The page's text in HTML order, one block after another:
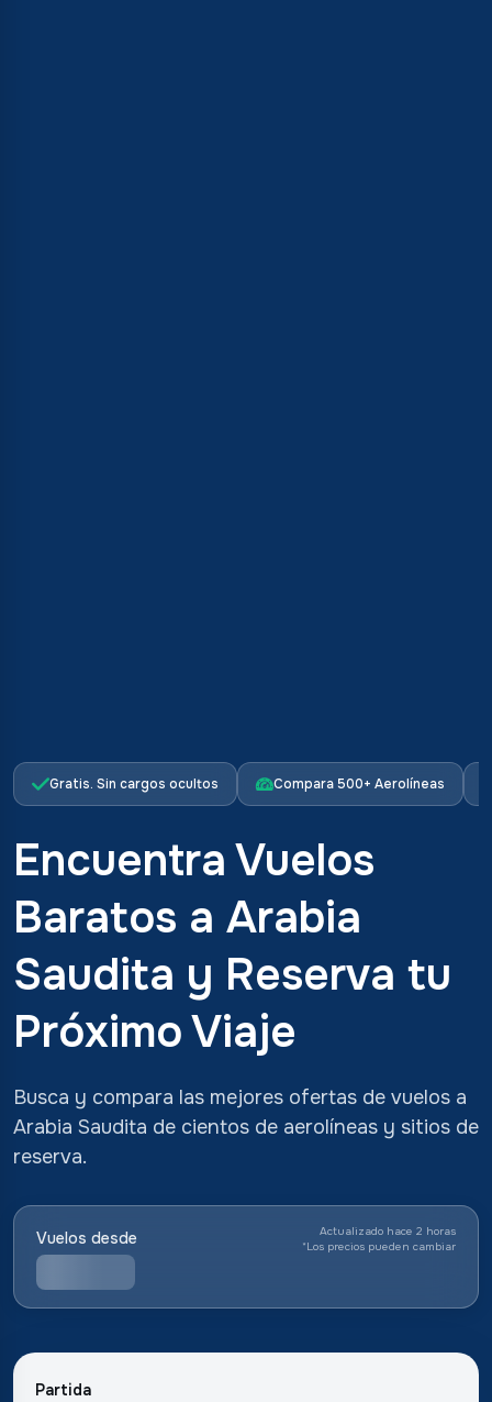
Gratis. Sin cargos ocultos Compara 500+ Aerolíneas
Encuentra Vuelos
Baratos a Arabia
Saudita y Reserva tu
Próximo Viaje
Busca y compara las mejores ofertas de vuelos a
Arabia Saudita de cientos de aerolíneas y sitios de
reserva.
Vuelos desde
Actualizado hace 2 horas
*Los precios pueden cambiar
Partida